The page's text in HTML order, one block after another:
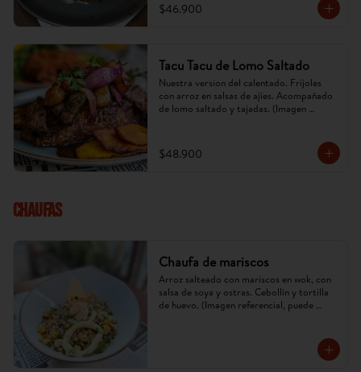
$46.900
Tacu Tacu de Lomo Saltado
Nuestra version del calentado. Frijoles
con arroz en salsas de ajíes. Acompañado
de lomo saltado y tajadas. (Imagen
$48.900
CHAUFAS
Chaufa de mariscos
Arroz salteado con mariscos en wok, con
salsa de soya y ostras. Cebollín y tortilla
de huevo. (Imagen referencial, puede